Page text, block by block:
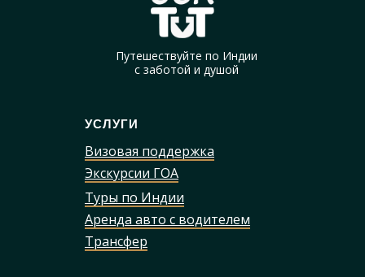
УСЛУГИ
Путешествуйте по Индии
с заботой и душой
Трансфер
Аренда авто с водителем
Туры по Индии
Экскурсии ГОА
Визовая поддержка